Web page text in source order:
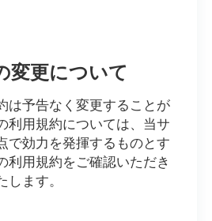
変更について
は予告なく変更することが
利用規約については、当サ
で効力を発揮するものとす
利用規約をご確認いただき
します。